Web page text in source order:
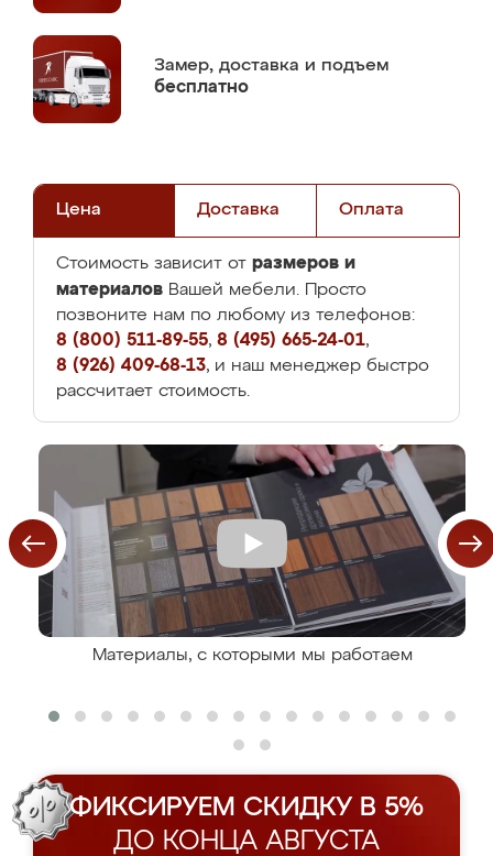
Замер, доставка и подъем
бесплатно
Цена Доставка Оплата
Стоимость зависит от размеров и
материалов Вашей мебели. Просто
позвоните нам по любому из телефонов:
8 (800) 511-89-55, 8 (495) 665-24-01,
8 (926) 409-68-13, и наш менеджер быстро
рассчитает стоимость.
Материалы, с которыми мы работаем
ФИКСИРУЕМ СКИДКУ В 5%
ДО КОНЦА АВГУСТА